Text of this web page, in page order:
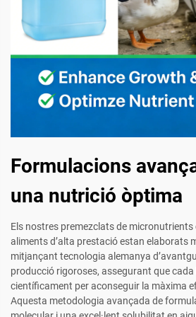
Formulacions
una nutrició òptima
Els nostres premezclats de
aliments d’alta prestació estan elaborats
mitjançant tecnologia alemanya
producció rigoroses, assegurant que
científicament per aconseguir la màxima
Aquesta metodologia avançada de